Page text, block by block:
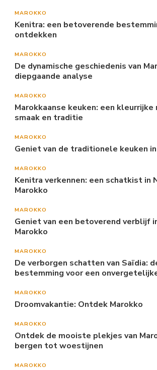
MAROKKO
Kenitra: een betoverende
ontdekken
MAROKKO
De dynamische geschiedenis van
diepgaande analyse
MAROKKO
Marokkaanse keuken: een kleurrijke
smaak en traditie
MAROKKO
Geniet van de traditionele keuken
MAROKKO
Kenitra verkennen: een schatkist in
Marokko
MAROKKO
Geniet van een betoverend verblijf
Marokko
MAROKKO
De verborgen schatten van Saïdia:
bestemming voor een
MAROKKO
Droomvakantie: Ontdek Marokko
MAROKKO
Ontdek de mooiste plekjes van
bergen tot woestijnen
MAROKKO